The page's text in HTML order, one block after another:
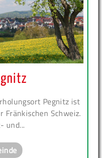
Pegnitz ist
Fränkischen Schweiz.
und...